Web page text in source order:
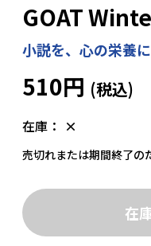
GOAT
小説を、心の栄養
510円
在庫： ×
売切れまたは期間終了の
在